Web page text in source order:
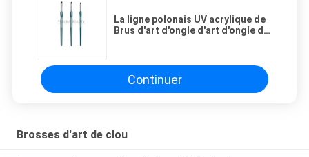
La ligne polonais UV acrylique de
Brus d'art d'ongle d'art d'ongle de
Continuer
Brosses d'art de clou